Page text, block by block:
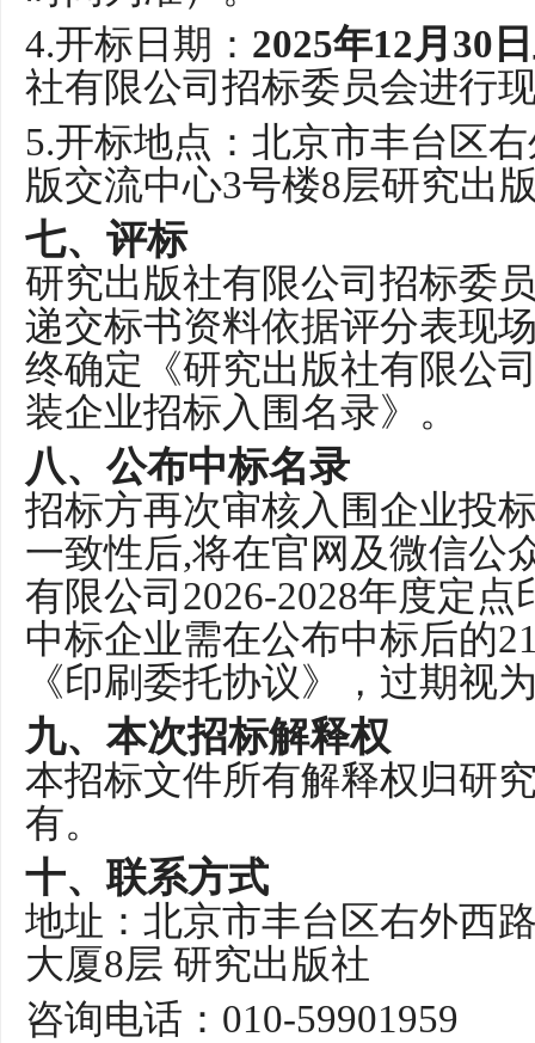
4.开标日期： 2025年12月 30 日
社有限公司招标委员会进行
5.开标地点：北京市丰台区
版交流中心3号楼8层研究出
七、 评标
研究出版社有限公司招标委
递交标书资料依据评分表现
终确定《研究出版社有限公
装企业招标入围名录》。
八、 公布中标名录
招标方再次审核入围企业投
一致性后,将在官网及微信公
有限公司 2026-2028年度定点
中标企业需在公布中标后的
《印刷委托协议》， 过期视
九、 本次招标解释权
本招标文件所有解释权归研
有。
十、联系方式
地址： 北京市丰台区右外西
大厦8层 研究出版社
咨询电话： 010-59901959